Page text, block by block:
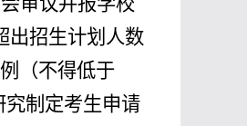
出招生计划人数
（不得低于
究制定考生申请